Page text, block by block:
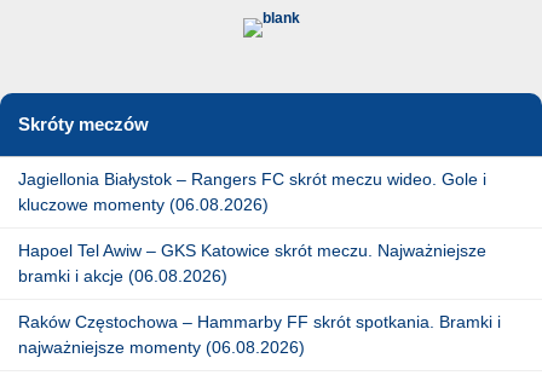
Skróty meczów
Jagiellonia Białystok – Rangers FC skrót meczu wideo. Gole i
kluczowe momenty (06.08.2026)
Hapoel Tel Awiw – GKS Katowice skrót meczu. Najważniejsze
bramki i akcje (06.08.2026)
Raków Częstochowa – Hammarby FF skrót spotkania. Bramki i
najważniejsze momenty (06.08.2026)